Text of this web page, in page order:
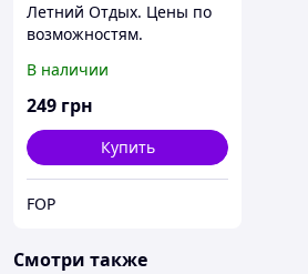
Летний Отдых. Цены по
возможностям.
на курорте КАТРАНКА в
Одесской области.
В наличии
249 грн
Купить
FOP
Смотри также